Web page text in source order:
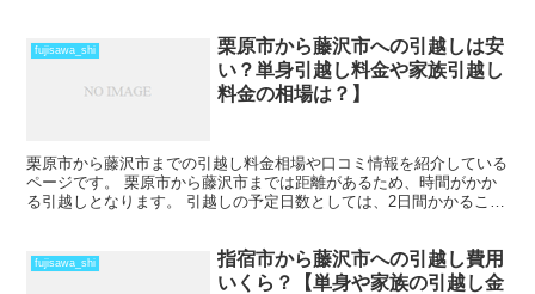
fujisawa_shi
栗原市から藤沢市への引越しは安
い？単身引越し料金や家族引越し
料金の相場は？】
栗原市から藤沢市までの引越し料金相場や口コミ情報を紹介している
ページです。 栗原市から藤沢市までは距離があるため、時間がかか
る引越しとなります。 引越しの予定日数としては、2日間かかること
fujisawa_shi
指宿市から藤沢市への引越し費用
いくら？【単身や家族の引越し金